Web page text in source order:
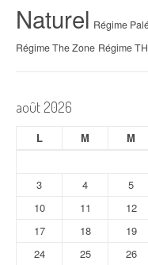
Naturel Régime
Régime The Zone Régime
août 2026
L M M
3
4 5
10
11 12
17
18 19
24
25 26